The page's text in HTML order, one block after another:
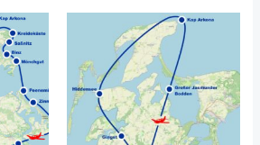
Preisspanne:
115,00€
bis
133,00€